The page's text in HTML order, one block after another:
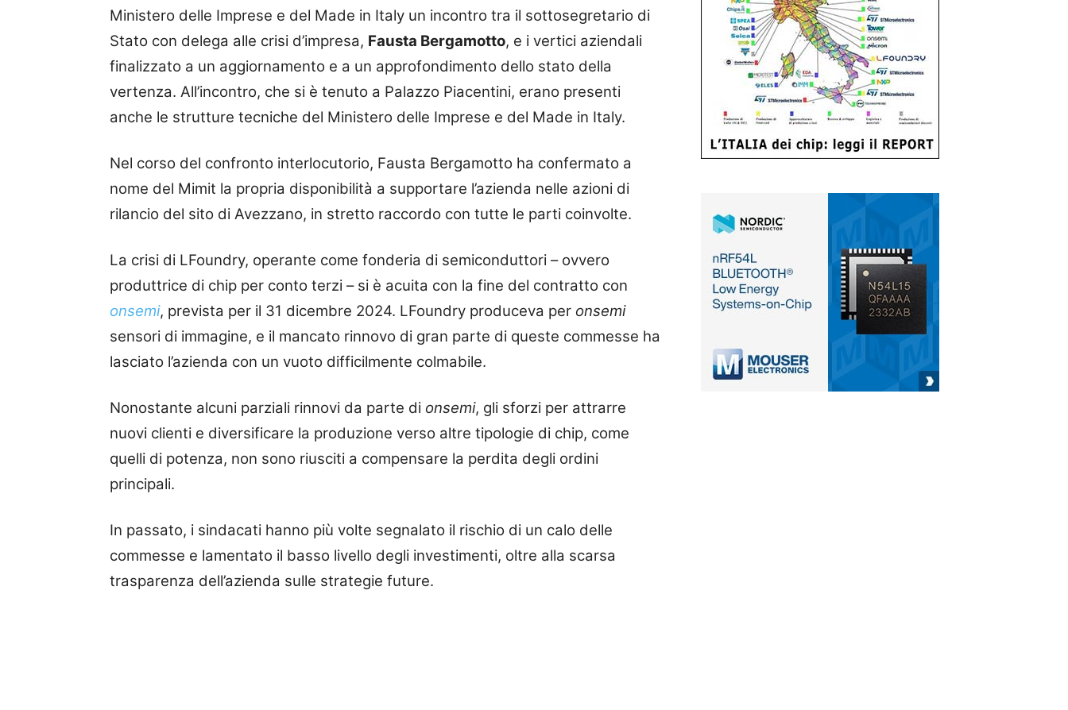
Ministero delle Imprese e del Made in Italy un incontro tra il sottosegretario di
Stato con delega alle crisi d’impresa, Fausta Bergamotto, e i vertici aziendali
finalizzato a un aggiornamento e a un approfondimento dello stato della
vertenza. All’incontro, che si è tenuto a Palazzo Piacentini, erano presenti
anche le strutture tecniche del Ministero delle Imprese e del Made in Italy.
Nel corso del confronto interlocutorio, Fausta Bergamotto ha confermato a
nome del Mimit la propria disponibilità a supportare l’azienda nelle azioni di
rilancio del sito di Avezzano, in stretto raccordo con tutte le parti coinvolte.
La crisi di LFoundry, operante come fonderia di semiconduttori – ovvero
produttrice di chip per conto terzi – si è acuita con la fine del contratto con
onsemi, prevista per il 31 dicembre 2024. LFoundry produceva per onsemi
sensori di immagine, e il mancato rinnovo di gran parte di queste commesse ha
lasciato l’azienda con un vuoto difficilmente colmabile.
Nonostante alcuni parziali rinnovi da parte di onsemi, gli sforzi per attrarre
nuovi clienti e diversificare la produzione verso altre tipologie di chip, come
quelli di potenza, non sono riusciti a compensare la perdita degli ordini
principali.
In passato, i sindacati hanno più volte segnalato il rischio di un calo delle
commesse e lamentato il basso livello degli investimenti, oltre alla scarsa
trasparenza dell’azienda sulle strategie future.